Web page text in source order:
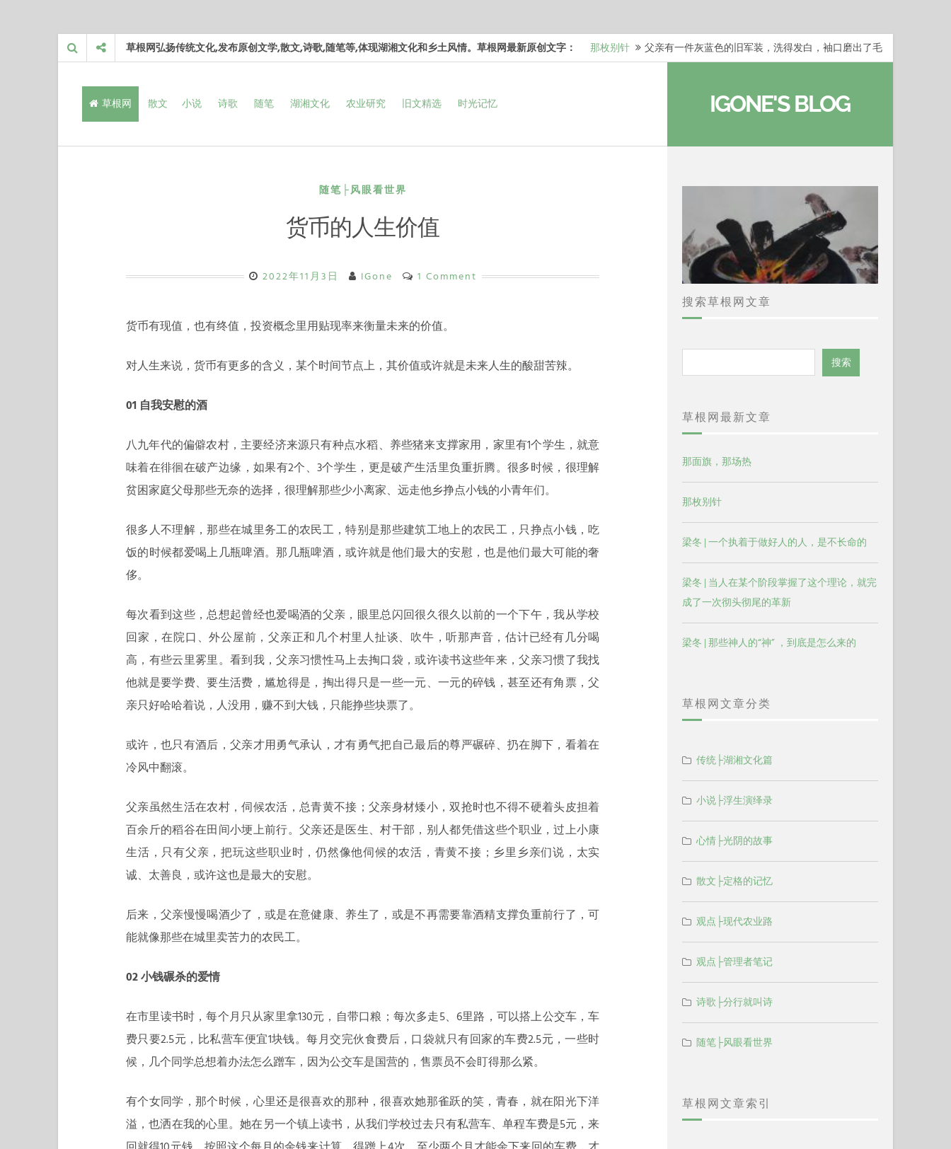
Skip
to
content
草根网弘扬传统文化,发布原创文学,散文,诗歌,随笔等,体现湖湘文化和乡土风情。草根网最新原创文字： 那枚别针
父亲有一件灰蓝色的旧军装，洗得发白，袖口磨出了毛
梁冬：有一些人在某个阶段掌握了第一性原理，完成了一
IGONE'S BLOG
草根网 散文 小说 诗歌 随笔 湖湘文化 农业研究 旧文精选 时光记忆
随笔├风眼看世界
货币的人生价值
2022年11月3日 IGone 1 Comment
货币有现值，也有终值，投资概念里用贴现率来衡量未来的价值。
对人生来说，货币有更多的含义，某个时间节点上，其价值或许就是未来人生的酸甜苦辣。
01 自我安慰的酒
八九年代的偏僻农村，主要经济来源只有种点水稻、养些猪来支撑家用，家里有1个学生，就意
味着在徘徊在破产边缘，如果有2个、3个学生，更是破产生活里负重折腾。很多时候，很理解
贫困家庭父母那些无奈的选择，很理解那些少小离家、远走他乡挣点小钱的小青年们。
很多人不理解，那些在城里务工的农民工，特别是那些建筑工地上的农民工，只挣点小钱，吃
饭的时候都爱喝上几瓶啤酒。那几瓶啤酒，或许就是他们最大的安慰，也是他们最大可能的奢
侈。
每次看到这些，总想起曾经也爱喝酒的父亲，眼里总闪回很久很久以前的一个下午，我从学校
回家，在院口、外公屋前，父亲正和几个村里人扯谈、吹牛，听那声音，估计已经有几分喝
高，有些云里雾里。看到我，父亲习惯性马上去掏口袋，或许读书这些年来，父亲习惯了我找
他就是要学费、要生活费，尴尬得是，掏出得只是一些一元、一元的碎钱，甚至还有角票，父
亲只好哈哈着说，人没用，赚不到大钱，只能挣些块票了。
或许，也只有酒后，父亲才用勇气承认，才有勇气把自己最后的尊严碾碎、扔在脚下，看着在
冷风中翻滚。
父亲虽然生活在农村，伺候农活，总青黄不接；父亲身材矮小，双抢时也不得不硬着头皮担着
百余斤的稻谷在田间小埂上前行。父亲还是医生、村干部，别人都凭借这些个职业，过上小康
生活，只有父亲，把玩这些职业时，仍然像他伺候的农活，青黄不接；乡里乡亲们说，太实
诚、太善良，或许这也是最大的安慰。
后来，父亲慢慢喝酒少了，或是在意健康、养生了，或是不再需要靠酒精支撑负重前行了，可
能就像那些在城里卖苦力的农民工。
02 小钱碾杀的爱情
在市里读书时，每个月只从家里拿130元，自带口粮；每次多走5、6里路，可以搭上公交车，车
费只要2.5元，比私营车便宜1块钱。每月交完伙食费后，口袋就只有回家的车费2.5元，一些时
候，几个同学总想着办法怎么蹭车，因为公交车是国营的，售票员不会盯得那么紧。
有个女同学，那个时候，心里还是很喜欢的那种，很喜欢她那雀跃的笑，青春，就在阳光下洋
溢，也洒在我的心里。她在另一个镇上读书，从我们学校过去只有私营车、单程车费是5元，来
搜索草根网文章
索
搜索
草根网最新文章
那面旗，那场热
那枚别针
梁冬 | 一个执着于做好人的人，是不长命的
梁冬 | 当人在某个阶段掌握了这个理论，就完
成了一次彻头彻尾的革新
梁冬 | 那些神人的“神” ，到底是怎么来的
草根网文章分类
传统├湖湘文化篇
小说├浮生演绎录
心情├光阴的故事
散文├定格的记忆
观点├现代农业路
观点├管理者笔记
诗歌├分行就叫诗
随笔├风眼看世界
草根网文章索引